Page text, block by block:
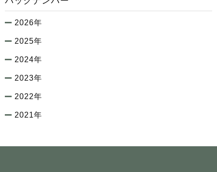
2026年
2025年
2024年
2023年
2022年
2021年